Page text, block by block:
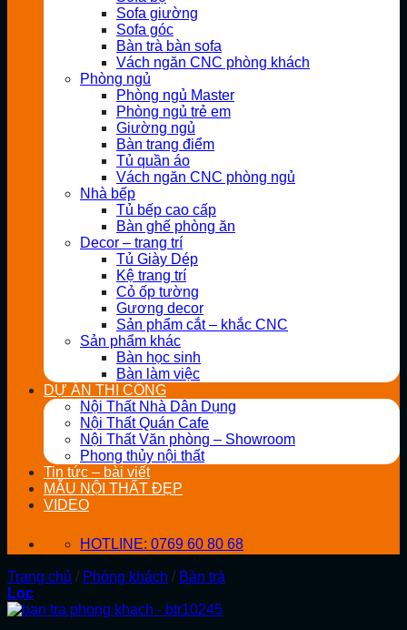
Sofa giường
Sofa góc
Bàn trà bàn sofa
Vách ngăn CNC phòng khách
Phòng ngủ
Phòng ngủ Master
Phòng ngủ trẻ em
Giường ngủ
Bàn trang điểm
Tủ quần áo
Vách ngăn CNC phòng ngủ
Nhà bếp
Tủ bếp cao cấp
Bàn ghế phòng ăn
Decor – trang trí
Tủ Giày Dép
Kệ trang trí
Cỏ ốp tường
Gương decor
Sản phẩm cắt – khắc CNC
Sản phẩm khác
Bàn học sinh
Bàn làm việc
DỰ ÁN THI CÔNG
Nội Thất Nhà Dân Dụng
Nội Thất Quán Cafe
Nội Thất Văn phòng – Showroom
Phong thủy nội thất
Tin tức – bài viết
MẪU NỘI THẤT ĐẸP
VIDEO
HOTLINE: 0769 60 80 68
Trang chủ / Phòng khách / Bàn trà
Lọc